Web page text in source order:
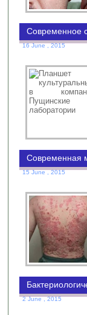
Современное
16 June , 2015
Современная
15 June , 2015
2 June , 2015